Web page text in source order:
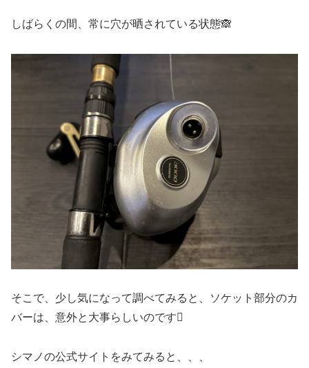
しばらくの間、常に穴が晒されている状態🙈
そこで、少し気になって調べてみると、ソケット部分のカ
バーは、意外と大事らしいのです🫪
シマノの公式サイトをみてみると、、、